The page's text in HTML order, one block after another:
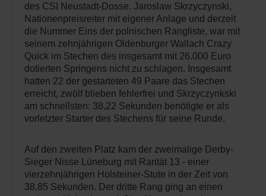
des CSI Neustadt-Dosse. Jaroslaw Skrzyczynski,
Nationenpreisreiter mit eigener Anlage und derzeit
die Nummer Eins der polnischen Rangliste, war mit
seinem zehnjährigen Oldenburger Wallach Crazy
Quick im Stechen des insgesamt mit 26.000 Euro
dotierten Springens nicht zu schlagen. Insgesamt
hatten 22 der gestarteten 49 Paare das Stechen
erreicht, zwölf blieben fehlerfrei und Skrzyczynkski
am schnellsten: 38,22 Sekunden benötigte er als
vorletzter Starter des Stechens für seine Runde.
Auf den zweiten Platz kam der zweimalige Derby-
Sieger Nisse Lüneburg mit Rarität 13 - einer
vierzehnjährigen Holsteiner-Stute in der Zeit von
38,85 Sekunden. Der dritte Rang ging an einen